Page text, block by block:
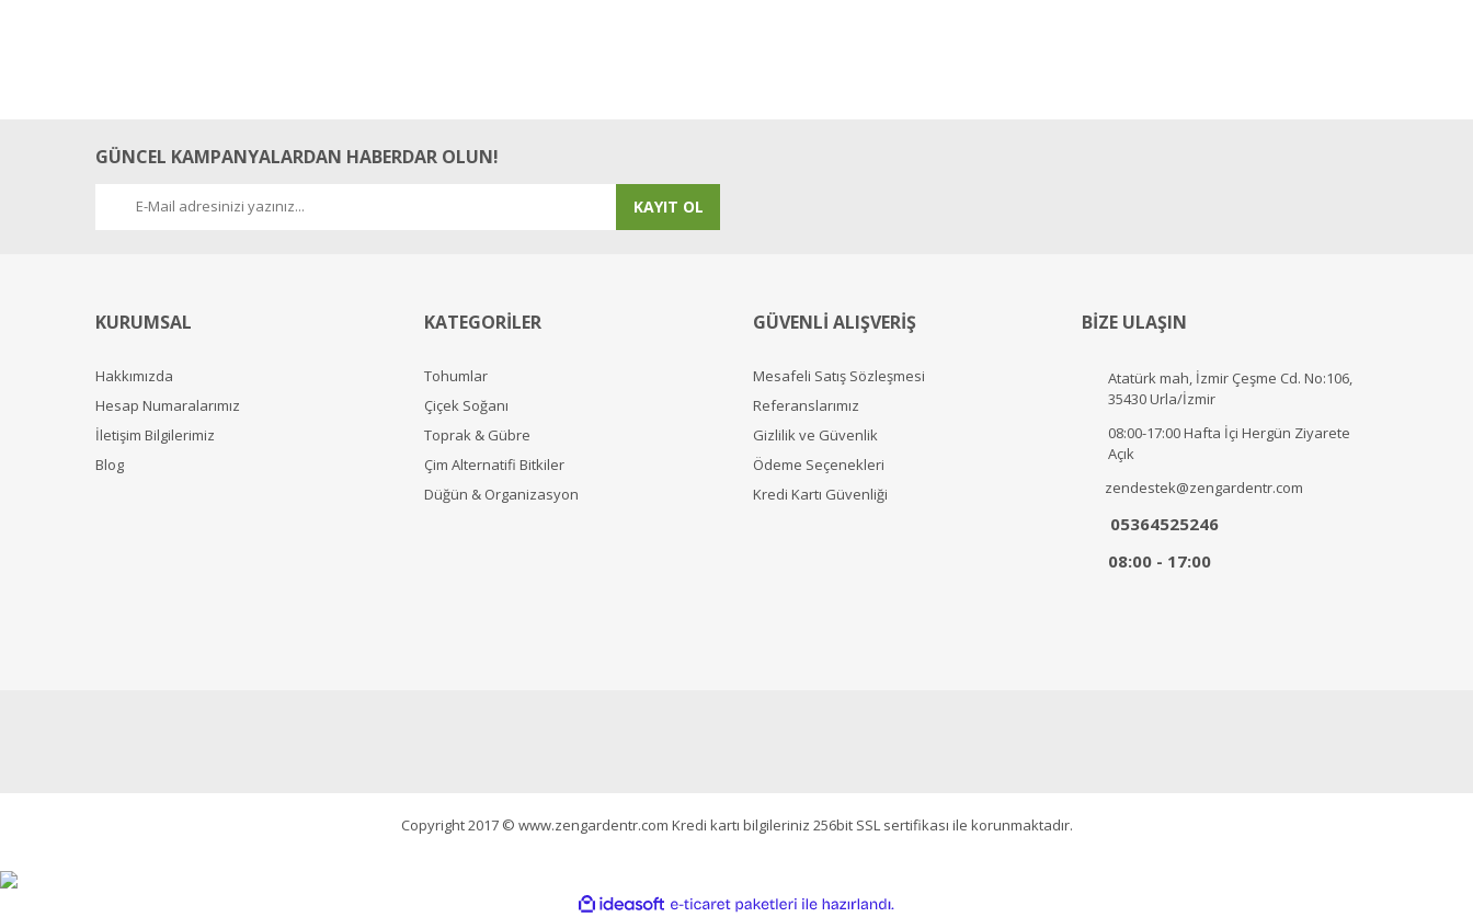
GÜNCEL KAMPANYALARDAN HABERDAR OLUN!
KAYIT OL
KURUMSAL
Hakkımızda
Hesap Numaralarımız
İletişim Bilgilerimiz
Blog
KATEGORİLER
Tohumlar
Çiçek Soğanı
Toprak & Gübre
Çim Alternatifi Bitkiler
Düğün & Organizasyon
GÜVENLİ ALIŞVERİŞ
Mesafeli Satış Sözleşmesi
Referanslarımız
Gizlilik ve Güvenlik
Ödeme Seçenekleri
Kredi Kartı Güvenliği
BİZE ULAŞIN
Atatürk mah, İzmir Çeşme Cd. No:106,
35430 Urla/İzmir
08:00-17:00 Hafta İçi Hergün Ziyarete
Açık
zendestek@zengardentr.com
05364525246
08:00 - 17:00
Copyright 2017 © www.zengardentr.com Kredi kartı bilgileriniz 256bit SSL sertifikası ile korunmaktadır.
ideasoft
e-